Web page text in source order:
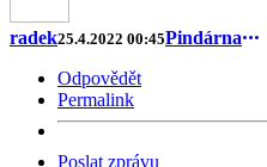
radek25.4.2022 00:45Pindárna
Odpovědět
Permalink
Poslat zprávu